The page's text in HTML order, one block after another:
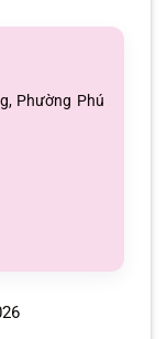
Phường Phú